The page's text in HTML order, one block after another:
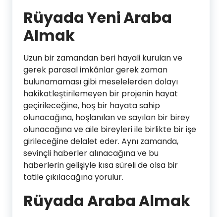
Rüyada Yeni Araba
Almak
Uzun bir zamandan beri hayali kurulan ve
gerek parasal imkânlar gerek zaman
bulunamaması gibi meselelerden dolayı
hakikatleştirilemeyen bir projenin hayat
geçirileceğine, hoş bir hayata sahip
olunacağına, hoşlanılan ve sayılan bir birey
olunacağına ve aile bireyleri ile birlikte bir işe
girileceğine delalet eder. Aynı zamanda,
sevinçli haberler alınacağına ve bu
haberlerin gelişiyle kısa süreli de olsa bir
tatile çıkılacağına yorulur.
Rüyada Araba Almak